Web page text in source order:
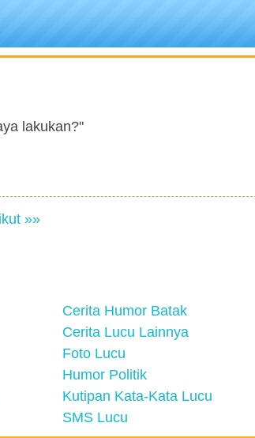
lakukan?"
»»
Cerita Humor Batak
Cerita Lucu Lainnya
Foto Lucu
Humor Politik
Kutipan Kata-Kata Lucu
SMS Lucu